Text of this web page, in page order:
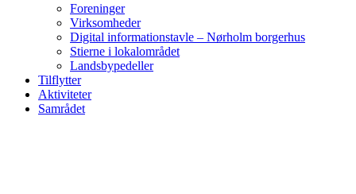
Foreninger
Virksomheder
Digital informationstavle – Nørholm borgerhus
Stierne i lokalområdet
Landsbypedeller
Tilflytter
Aktiviteter
Samrådet